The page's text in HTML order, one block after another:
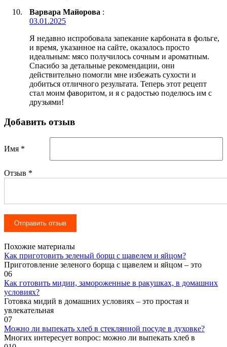
Варвара Майорова :
03.01.2025
Я недавно испробовала запекание карбоната в фольге,
и время, указанное на сайте, оказалось просто
идеальным: мясо получилось сочным и ароматным.
Спасибо за детальные рекомендации, они
действительно помогли мне избежать сухости и
добиться отличного результата. Теперь этот рецепт
стал моим фаворитом, и я с радостью поделюсь им с
друзьями!
Добавить отзыв
Имя *
Отзыв *
Похожие материалы
Как приготовить зеленый борщ с щавелем и яйцом?
Приготовление зеленого борща с щавелем и яйцом – это
06
Как готовить мидии, замороженные в ракушках, в домашних
условиях?
Готовка мидий в домашних условиях – это простая и
увлекательная
07
Можно ли выпекать хлеб в стеклянной посуде в духовке?
Многих интересует вопрос: можно ли выпекать хлеб в